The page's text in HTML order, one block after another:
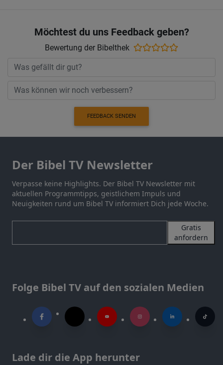
Möchtest du uns Feedback geben?
Bewertung der Bibelthek
FEEDBACK SENDEN
Der Bibel TV Newsletter
Verpasse keine Highlights. Der Bibel TV Newsletter mit
aktuellen Programmtipps, geistlichem Impuls und
Neuigkeiten rund um Bibel TV informiert Dich jede Woche.
Gratis
anfordern
Folge Bibel TV auf den sozialen Medien
Lade dir die App herunter